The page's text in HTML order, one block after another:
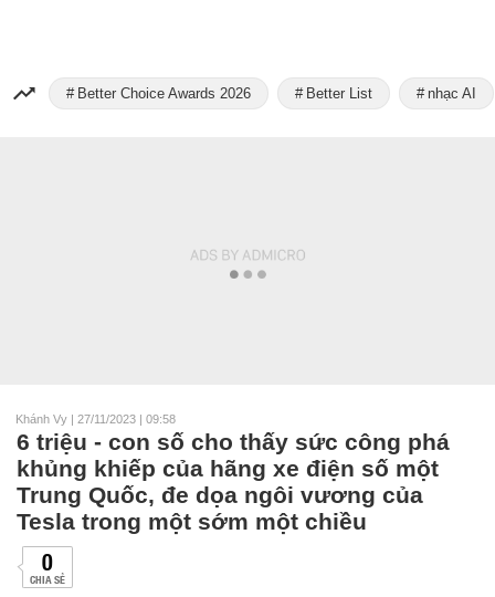
Better Choice Awards 2026 Better List nhạc AI
Khánh Vy | 27/11/2023 | 09:58
6 triệu - con số cho thấy sức công phá
khủng khiếp của hãng xe điện số một
Trung Quốc, đe dọa ngôi vương của
Tesla trong một sớm một chiều
0
CHIA SẺ